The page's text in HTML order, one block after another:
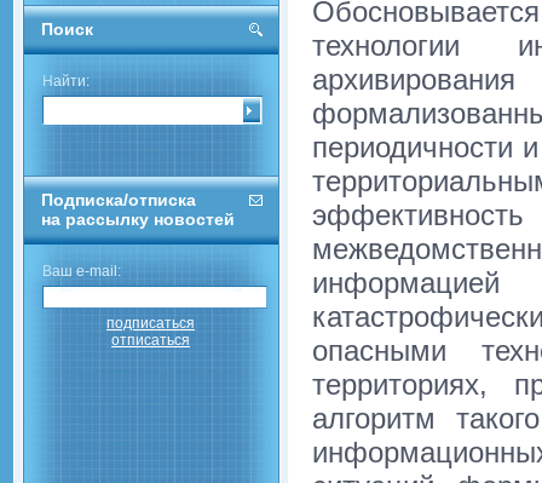
Поиск
Найти:
Подписка/отписка
на рассылку новостей
Ваш e-mail:
подписаться
отписаться
технологии
периодичности
опасными
территориях,
алгоритм